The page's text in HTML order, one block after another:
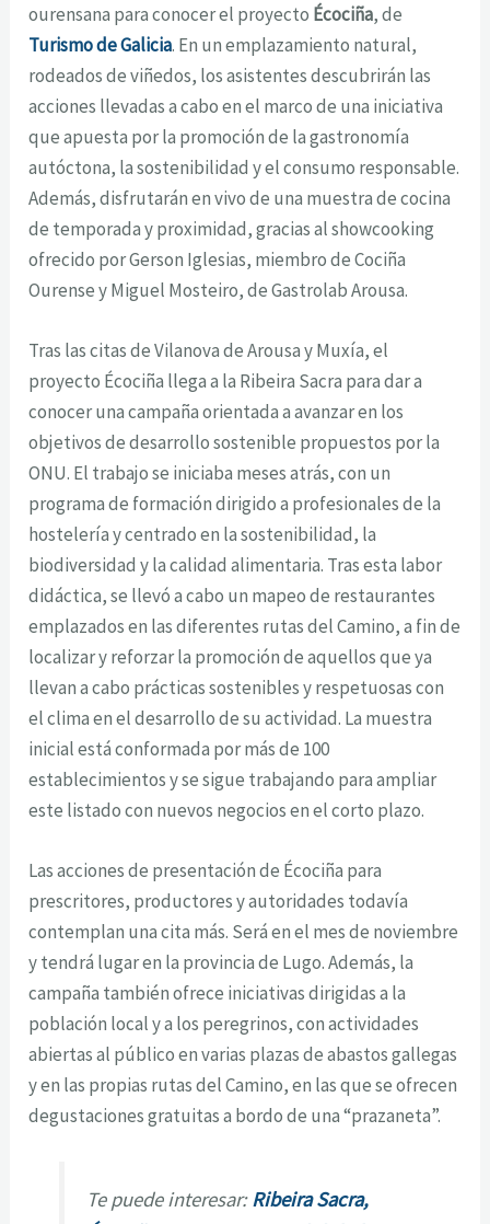
ourensana para conocer el proyecto Écociña, de
Turismo de Galicia. En un emplazamiento natural,
rodeados de viñedos, los asistentes descubrirán las
acciones llevadas a cabo en el marco de una iniciativa
que apuesta por la promoción de la gastronomía
autóctona, la sostenibilidad y el consumo responsable.
Además, disfrutarán en vivo de una muestra de cocina
de temporada y proximidad, gracias al showcooking
ofrecido por Gerson Iglesias, miembro de Cociña
Ourense y Miguel Mosteiro, de Gastrolab Arousa.
Tras las citas de Vilanova de Arousa y Muxía, el
proyecto Écociña llega a la Ribeira Sacra para dar a
conocer una campaña orientada a avanzar en los
objetivos de desarrollo sostenible propuestos por la
ONU. El trabajo se iniciaba meses atrás, con un
programa de formación dirigido a profesionales de la
hostelería y centrado en la sostenibilidad, la
biodiversidad y la calidad alimentaria. Tras esta labor
didáctica, se llevó a cabo un mapeo de restaurantes
emplazados en las diferentes rutas del Camino, a fin de
localizar y reforzar la promoción de aquellos que ya
llevan a cabo prácticas sostenibles y respetuosas con
el clima en el desarrollo de su actividad. La muestra
inicial está conformada por más de 100
establecimientos y se sigue trabajando para ampliar
este listado con nuevos negocios en el corto plazo.
Las acciones de presentación de Écociña para
prescritores, productores y autoridades todavía
contemplan una cita más. Será en el mes de noviembre
y tendrá lugar en la provincia de Lugo. Además, la
campaña también ofrece iniciativas dirigidas a la
población local y a los peregrinos, con actividades
abiertas al público en varias plazas de abastos gallegas
y en las propias rutas del Camino, en las que se ofrecen
degustaciones gratuitas a bordo de una “prazaneta”.
Te puede interesar:Ribeira Sacra,